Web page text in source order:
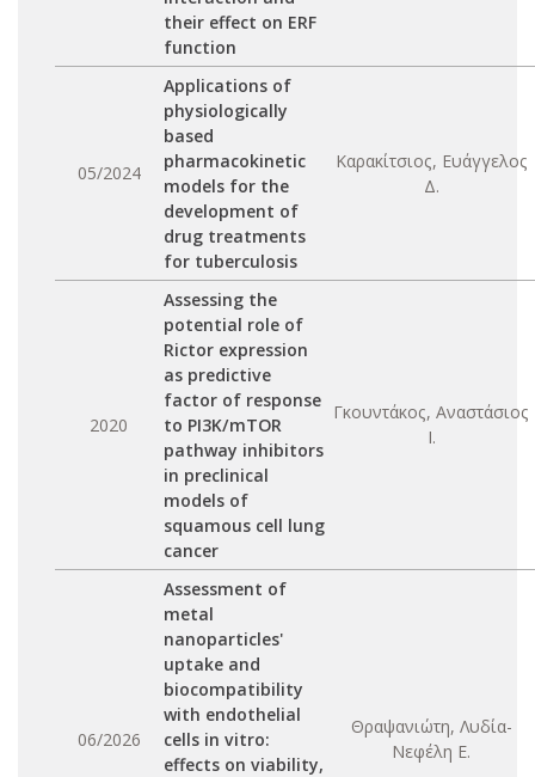
their effect on ERF
function
05/2024
Applications of
physiologically
based
pharmacokinetic
models for the
development of
drug treatments
for tuberculosis
Καρακίτσιος, Ευάγγελος
Δ.
2020
Assessing the
potential role of
Rictor expression
as predictive
factor of response
to PI3K/mTOR
pathway inhibitors
in preclinical
models of
squamous cell lung
cancer
Γκουντάκος, Αναστάσιος
Ι.
06/2026
Assessment of
metal
nanoparticles'
uptake and
biocompatibility
with endothelial
cells in vitro:
effects on viability,
Θραψανιώτη, Λυδία-
Νεφέλη Ε.